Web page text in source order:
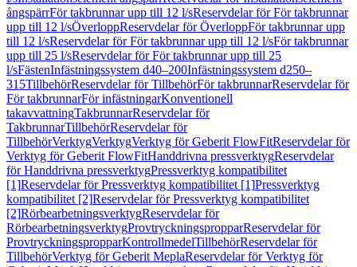
ångspärrFör takbrunnar upp till 12 l/sReservdelar för För takbrunnar
upp till 12 l/sÖverloppReservdelar för ÖverloppFör takbrunnar upp
till 12 l/sReservdelar för För takbrunnar upp till 12 l/sFör takbrunnar
upp till 25 l/sReservdelar för För takbrunnar upp till 25
l/sFästenInfästningssystem d40–200Infästningssystem d250–
315TillbehörReservdelar för TillbehörFör takbrunnarReservdelar för
För takbrunnarFör infästningarKonventionell
takavvattningTakbrunnarReservdelar för
TakbrunnarTillbehörReservdelar för
TillbehörVerktygVerktygVerktyg för Geberit FlowFitReservdelar för
Verktyg för Geberit FlowFitHanddrivna pressverktygReservdelar
för Handdrivna pressverktygPressverktyg kompatibilitet
[1]Reservdelar för Pressverktyg kompatibilitet [1]Pressverktyg
kompatibilitet [2]Reservdelar för Pressverktyg kompatibilitet
[2]RörbearbetningsverktygReservdelar för
RörbearbetningsverktygProvtryckningspropparReservdelar för
ProvtryckningspropparKontrollmedelTillbehörReservdelar för
TillbehörVerktyg för Geberit MeplaReservdelar för Verktyg för